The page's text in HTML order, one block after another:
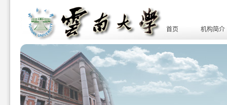
首页 机构简介